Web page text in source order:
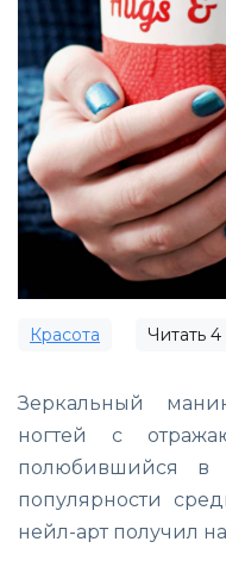
Красота Читать 4
Зеркальный
ногтей с
полюбившийся в
популярности
нейл-арт получил